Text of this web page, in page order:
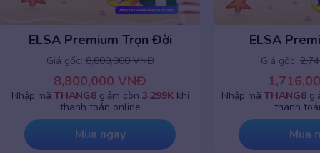
ELSA Premium Trọn Đời
Giá gốc: 8,800,000 VNĐ
8,800,000 VNĐ
Nhập mã THANG8giảm còn 3.299Kkhi
thanh toán online
Mua ngay
ELSA
Giá gốc:
Nhập mã THANG8
thanh
Mua